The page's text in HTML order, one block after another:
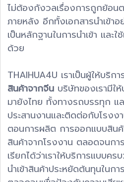
ไม่ต้องกังวลเรื่องการถูกย้อน
ภายหลัง อีกทั้งเอกสารนำเข้า
เป็นหลักฐานในการนำเข้า เเล
ด้วย
THAIHUA4U เราเป็นผู้ให้บริก
สินค้าจากจีน บริษัทของเรามีใ
มายังไทย ทั้งทางรถบรรทุก แ
ประสานงานและติดต่อกับโรงง
ตอนการผลิต การออกแบบสิ
สินค้าจากโรงงาน ตลอดจนการ
เรียกได้ว่าเราให้บริการแบบค
นำเข้าสินค้าประหยัดต้นทุนในก